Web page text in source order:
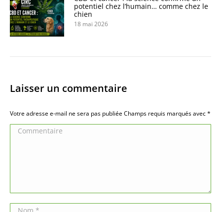
potentiel chez l’humain… comme chez le
chien
18 mai 2026
Laisser un commentaire
Votre adresse e-mail ne sera pas publiée Champs requis marqués avec*
Commentaire
Nom *